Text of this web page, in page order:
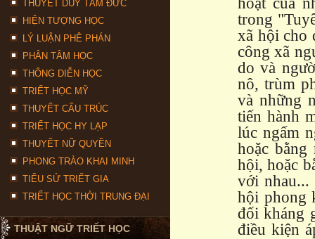
THUYẾT DUY TÂM ĐỨC
HIỆN TƯỢNG HỌC
LÝ LUẬN PHÊ PHÁN
PHÂN TÂM HỌC
THÔNG DIỄN HỌC
TRIẾT HỌC MỸ
THUYẾT CẤU TRÚC
TRIẾT HỌC HY LẠP
THUYẾT NỮ QUYỀN
PHONG TRÀO KHAI MINH
TIỂU SỬ TRIẾT GIA
TRIẾT HỌC THỜI TRUNG ĐẠI
THUẬT NGỮ TRIẾT HỌC
trong
xã hội cho
công xã
do và
nô, trùm
và những
tiến hành
lúc ngấm
hoặc bằng
hội, hoặc
với
hội phong
đối kháng
điều kiện